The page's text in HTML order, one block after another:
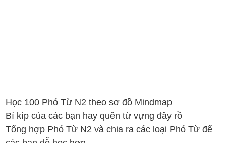
Học 100 Phó Từ N2 theo sơ đồ Mindmap
Bí kíp của các bạn hay quên từ vựng đây rồ
Tổng hợp Phó Từ N2 và chia ra các loại Phó Từ để